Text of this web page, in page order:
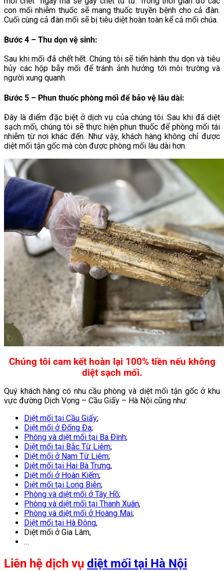
con mối nhiễm thuốc sẽ mang thuốc truyền bệnh cho cả đàn.
Cuối cùng cả đàn mối sẽ bị tiêu diệt hoàn toàn kể cả mối chúa.
Bước 4 – Thu dọn vệ sinh:
Sau khi mối đã chết hết. Chúng tôi sẽ tiến hành thu dọn và tiêu
hủy các hộp bẫy mối để tránh ảnh hưởng tới môi trường và
người xung quanh.
Bước 5 – Phun thuốc phòng mối để bảo vệ lâu dài:
Đây là điểm đặc biệt ở dịch vụ của chúng tôi. Sau khi đã diệt
sạch mối, chúng tôi sẽ thực hiện phun thuốc để phòng mối tái
nhiễm từ nơi khác đến. Như vậy, khách hàng không chỉ được
diệt mối tận gốc mà còn được phòng mối lâu dài hơn.
Chúng tôi cam kết hoàn lại 100% tiền nếu không
diệt sạch mối.
Quý khách hàng có nhu cầu phòng và diệt mối tận gốc ở khu
vực đường Dịch Vọng – Cầu Giấy – Hà Nội cũng như:
Diệt mối tại Cầu Giấy;
Diệt mối ở Đống Đa;
Phòng và diệt mối tại Ba Đình;
Diệt mối tại Bắc Từ Liêm;
Diệt mối ở Nam Từ Liêm;
Diệt mối tại Hai Bà Trưng,
Diệt mối ở Hoàn Kiếm;
Diệt mối tại Long Biên;
Phòng và diệt mối ở Tây Hồ;
Phòng và diệt mối tại Thanh Xuân,
Phòng và diệt mối ở Hoàng Mai;
Diệt mối tại Hà Đông,
Diệt mối ở Gia Lâm,
…
Liên hệ dịch vụ diệt mối tại Hà Nội